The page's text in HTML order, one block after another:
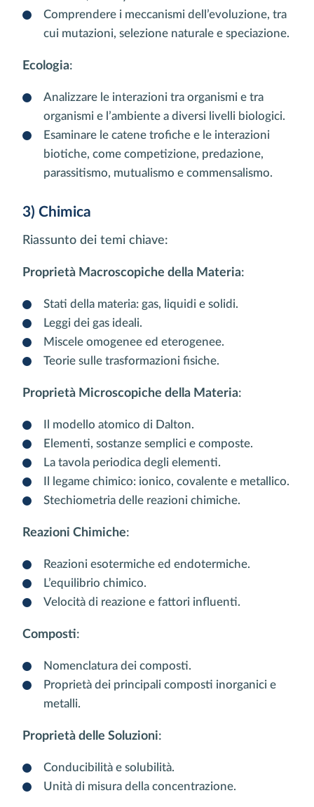
Comprendere i meccanismi dell’evoluzione, tra
cui mutazioni, selezione naturale e speciazione.
Ecologia:
Analizzare le interazioni tra organismi e tra
organismi e l’ambiente a diversi livelli biologici.
Esaminare le catene trofiche e le interazioni
biotiche, come competizione, predazione,
parassitismo, mutualismo e commensalismo.
3) Chimica
Riassunto dei temi chiave:
Proprietà Macroscopiche della Materia:
Stati della materia: gas, liquidi e solidi.
Leggi dei gas ideali.
Miscele omogenee ed eterogenee.
Teorie sulle trasformazioni fisiche.
Proprietà Microscopiche della Materia:
Il modello atomico di Dalton.
Elementi, sostanze semplici e composte.
La tavola periodica degli elementi.
Il legame chimico: ionico, covalente e metallico.
Stechiometria delle reazioni chimiche.
Reazioni Chimiche:
Reazioni esotermiche ed endotermiche.
L’equilibrio chimico.
Velocità di reazione e fattori influenti.
Composti:
Nomenclatura dei composti.
Proprietà dei principali composti inorganici e
metalli.
Proprietà delle Soluzioni:
Conducibilità e solubilità.
Unità di misura della concentrazione.